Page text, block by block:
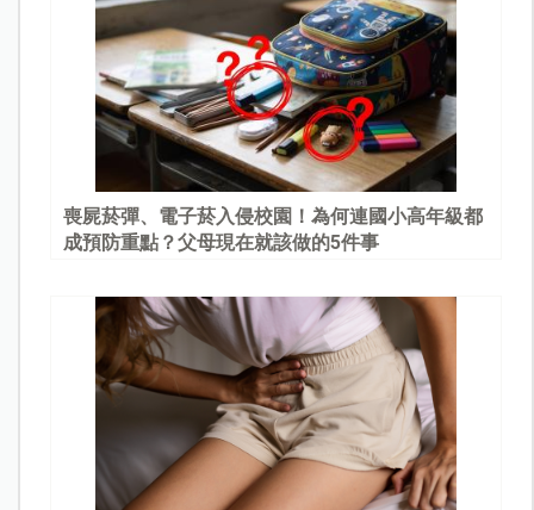
喪屍菸彈、電子菸入侵校園！為何連國小高年級都
成預防重點？父母現在就該做的5件事